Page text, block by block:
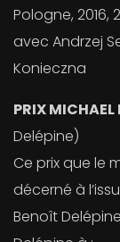
Pologne, 2016,
avec Andrzej
Konieczna
PRIX MICHAEL
Delépine)
Ce prix que le
décerné à
Benoît